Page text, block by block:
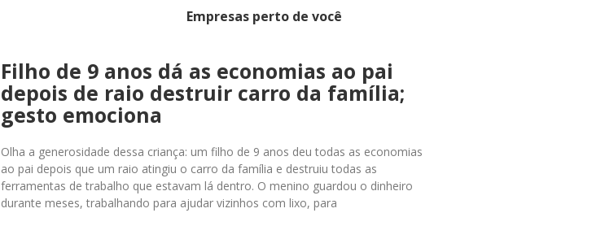
Empresas perto de você
Filho de 9 anos dá as economias ao pai
depois de raio destruir carro da família;
gesto emociona
Olha a generosidade dessa criança: um filho de 9 anos deu todas as economias
ao pai depois que um raio atingiu o carro da família e destruiu todas as
ferramentas de trabalho que estavam lá dentro. O menino guardou o dinheiro
durante meses, trabalhando para ajudar vizinhos com lixo, para